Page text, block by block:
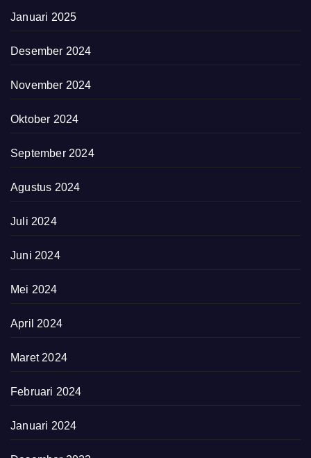
Januari 2025
Desember 2024
November 2024
Oktober 2024
September 2024
Agustus 2024
Juli 2024
Juni 2024
Mei 2024
April 2024
Maret 2024
Februari 2024
Januari 2024